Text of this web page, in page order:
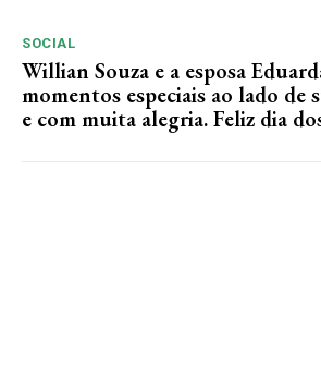
SOCIAL
Willian Souza e a esposa
momentos especiais ao lado de
e com muita alegria. Feliz dia